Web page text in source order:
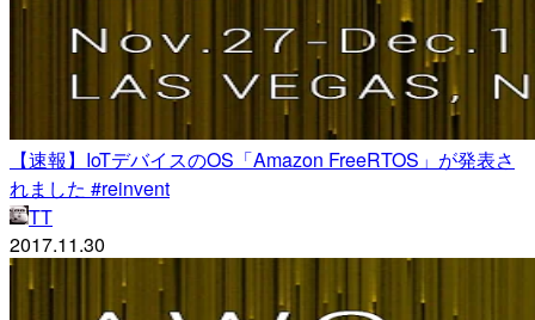
【速報】IoTデバイスのOS「Amazon FreeRTOS」が発表さ
れました #reinvent
TT
2017.11.30